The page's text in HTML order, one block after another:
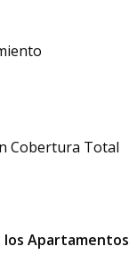
Cobertura Total
los Apartamentos